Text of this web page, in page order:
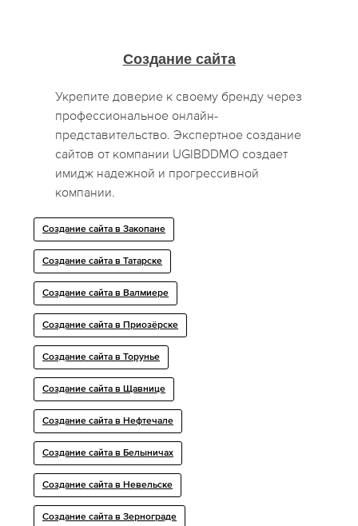
Создание сайта
Укрепите доверие к своему бренду через
профессиональное онлайн-
представительство. Экспертное создание
сайтов от компании UGIBDDMO создает
имидж надежной и прогрессивной
компании.
Создание сайта в Закопане
Создание сайта в Татарске
Создание сайта в Валмиере
Создание сайта в Приозёрске
Создание сайта в Торунье
Создание сайта в Щавнице
Создание сайта в Нефтечале
Создание сайта в Белыничах
Создание сайта в Невельске
Создание сайта в Зернограде